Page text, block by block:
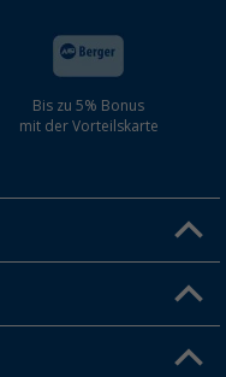
Bis zu 5% Bonus
mit der Vorteilskarte